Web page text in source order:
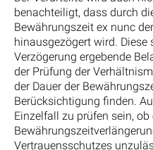
benachteiligt, dass durch
Bewährungszeit ex nunc
hinausgezögert wird.
Verzögerung ergebende
der Prüfung der
der Dauer der
Berücksichtigung finden.
Einzelfall zu prüfen sein, ob
Vertrauensschutzes